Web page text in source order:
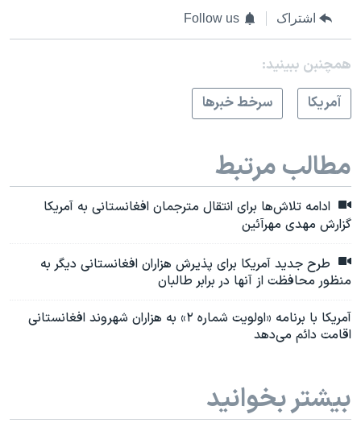
اشتراک Follow us
همچنبن ببینید:
آمريکا
سرخط خبرها
مطالب مرتبط
ادامه تلاش‌ها برای انتقال مترجمان افغانستانی به آمریکا
گزارش مهدی مهرآئین
طرح جدید آمریکا برای پذیرش هزاران افغانستانی دیگر به
منظور محافظت از آنها در برابر طالبان
آمریکا با برنامه «اولویت شماره ۲» به هزاران شهروند افغانستانی
اقامت دائم می‌دهد
بیشتر بخوانید